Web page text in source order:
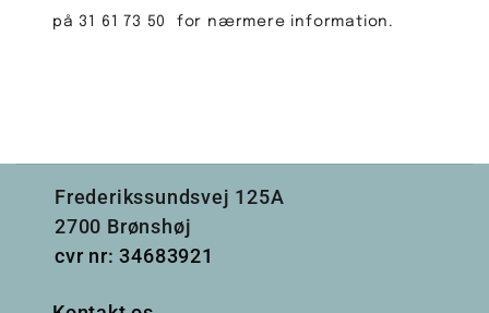
på 31 61 73 50 for nærmere information.
Frederikssundsvej 125A
2700 Brønshøj
cvr nr: 34683921